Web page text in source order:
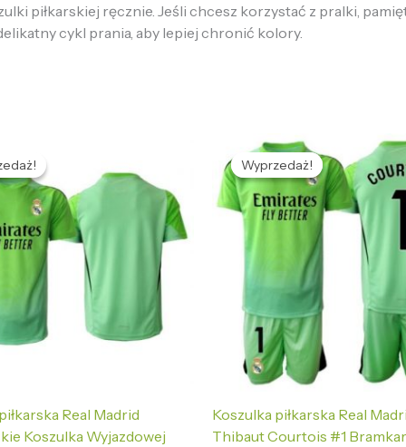
piłkarskiej ręcznie. Jeśli chcesz korzystać z pralki,
cykl prania, aby lepiej chronić kolory.
Real Madrid
Koszulka Wyjazdowej
zł.
wynosi:
132,65 zł.
Wyprzedaż!
Wyprzedaż!
Koszulka piłkarska Real
Thibaut Courtois #1
Pierwotna
cena
wynosiła:
469,58 zł.
cena
wynosi:
128,66 zł.